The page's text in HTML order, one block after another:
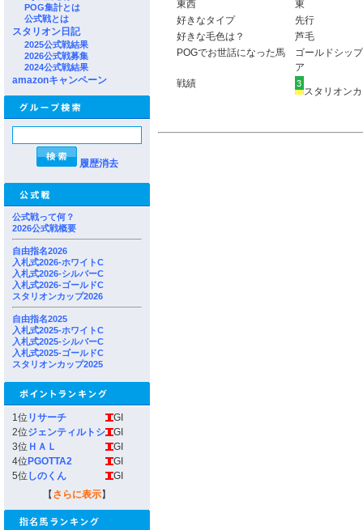
POG集計とは
公式戦とは
スタリオン日記
2025公式戦結果
2026公式戦募集
2024公式戦結果
amazonキャンペーン
履歴消去
公式戦って何？
2026公式戦概要
自由指名2026
入札式2026-ホワイトC
入札式2026-シルバーC
入札式2026-ゴールドC
スタリオンカップ2026
自由指名2025
入札式2025-ホワイトC
入札式2025-シルバーC
入札式2025-ゴールドC
スタリオンカップ2025
1位 リサーチ
GI
2位ジェンティルトシ
GI
3位 ＨＡＬ
GI
4位 PGOTTA2
GI
5位 しのくん
GI
【 さらに表示】
東西
東
好きなタイプ
先行
好きな毛色は？
芦毛
POGでお世話になった馬
ゴールドシッ
ア
戦績
スタリオン